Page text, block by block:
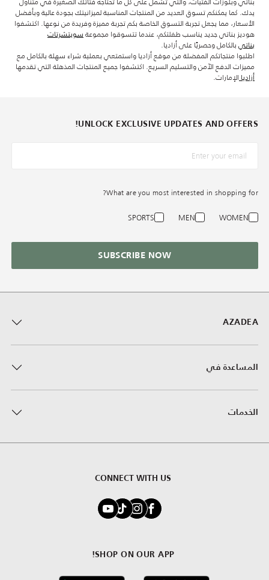
يدك. كما يمكنكم تسوق العديد من المنتجات المناسبة لميزانيتك بجودة عالية وبأفضل
الأسعار، مما يجعل تجربة التسوق الخاصة بكم تجربة مميزة وفريدة من نوعها. اكتشفوا
هوديز بناتي جديد يناسب طفلتكم، عندما تتسوقوا مجموعة سويتشرتات
بناتي بالكامل وحصريًا على أزاديا.
اطلبوا منتجاتكم المفضلة من موقع أزاديا واستمتعي بعملية شراء سهلة بالكامل مع
مميزات الدفع الآمن والتسليم السريع. اكتشفوا جميع المنتجات المذهلة التي تقدمها
أزاديا الإمارات.
AZADEA
المساعدة في
الخدمات
CONNECT WITH US
SHOP ON OUR APP!
UNLOCK EXCLUSIVE UPDATES AND OFFERS!
What are you most interested in shopping for?
WOMEN
MEN
SPORTS
SUBSCRIBE NOW